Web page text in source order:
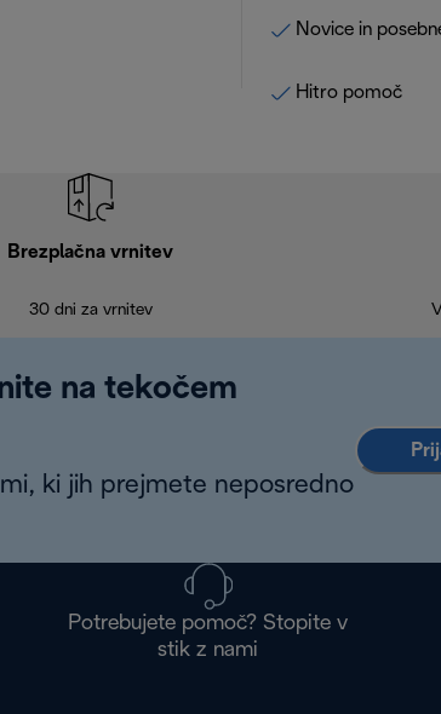
Novice in
Hitro pomoč
Brezplačna vrnitev
30 dni za vrnitev
na tekočem
ki jih prejmete neposredno
Potrebujete pomoč? Stopite v
stik z nami